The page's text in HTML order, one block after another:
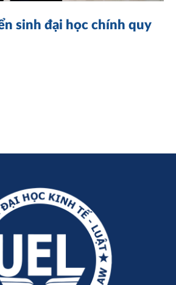
sinh đại học chính quy